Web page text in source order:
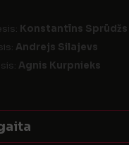
Konstantīns Sprūdžs
Andrejs Silajevs
Agnis Kurpnieks